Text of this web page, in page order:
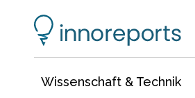
Wissenschaft & Technik